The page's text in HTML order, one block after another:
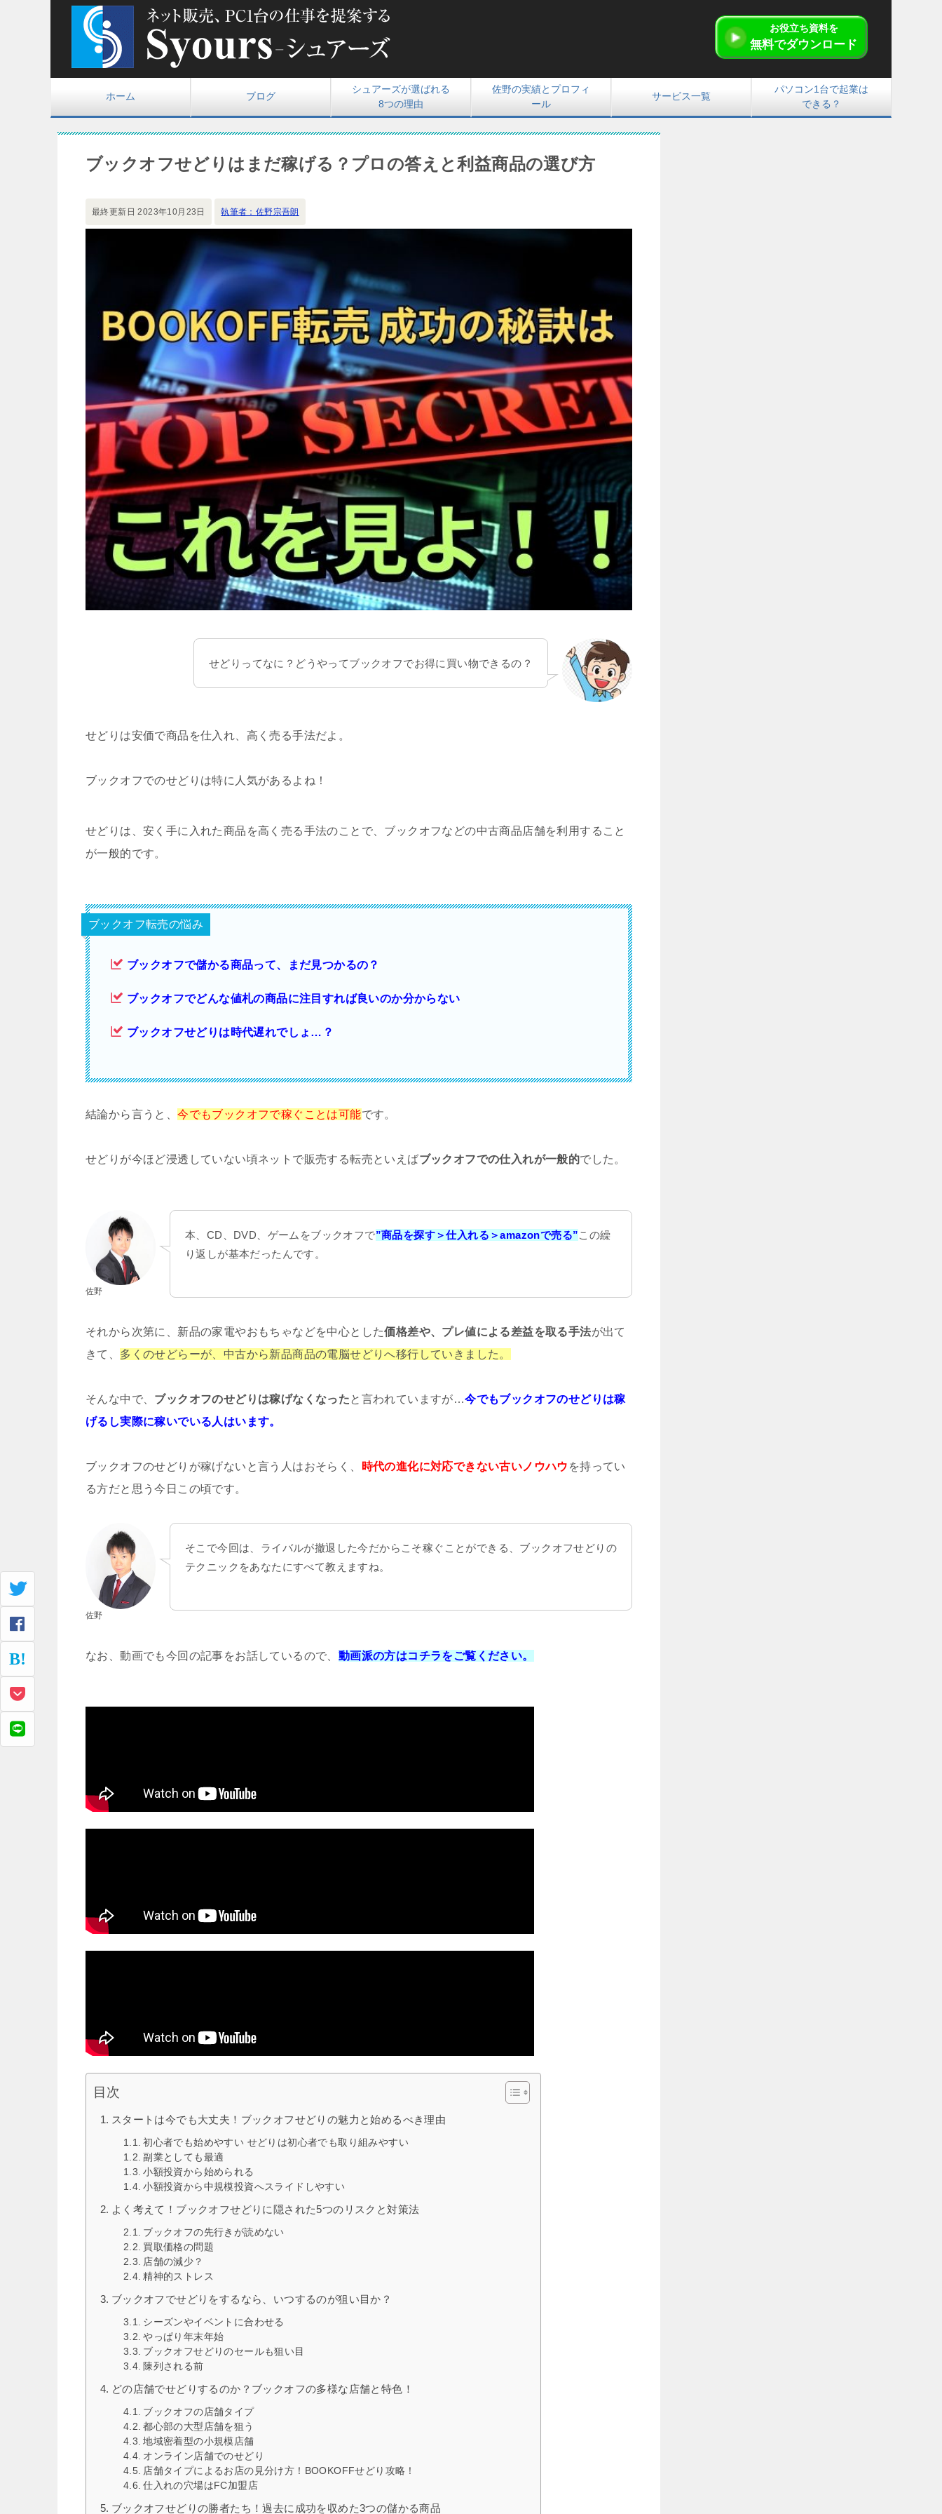
お役立ち資料を
無料でダウンロード
ホーム ブログ
シュアーズが選ばれる
8つの理由
佐野の実績とプロフィ
ール
サービス一覧
パソコン1台で起業は
できる？
ブックオフせどりはまだ稼げる？プロの答えと利益商品の選び方
最終更新日2023年10月23日 執筆者：佐野宗吾朗
せどりってなに？どうやってブックオフでお得に買い物できるの？
せどりは安価で商品を仕入れ、高く売る手法だよ。
ブックオフでのせどりは特に人気があるよね！
せどりは、安く手に入れた商品を高く売る手法のことで、ブックオフなどの中古商品店舗を利用すること
が一般的です。
ブックオフ転売の悩み
ブックオフで儲かる商品って、まだ見つかるの？
ブックオフでどんな値札の商品に注目すれば良いのか分からない
ブックオフせどりは時代遅れでしょ…？
結論から言うと、今でもブックオフで稼ぐことは可能です。
せどりが今ほど浸透していない頃ネットで販売する転売といえばブックオフでの仕入れが一般的でした。
佐野
本、CD、DVD、ゲームをブックオフで”商品を探す＞仕入れる＞amazonで売る”この繰
り返しが基本だったんです。
それから次第に、新品の家電やおもちゃなどを中心とした価格差や、 プレ値による差益を取る手法が出て
きて、 多くのせどらーが、中古から新品商品の電脳せどりへ移行していきました。
そんな中で、 ブックオフのせどりは稼げなくなったと言われていますが…今でもブックオフのせどりは稼
げるし実際に稼いでいる人はいます。
ブックオフのせどりが稼げないと言う人はおそらく、 時代の進化に対応できない古いノウハウ を持ってい
る方だと思う今日この頃です。
佐野
そこで今回は、ライバルが撤退した今だからこそ稼ぐことができる、ブックオフせどりの
テクニックをあなたにすべて教えますね。
なお、動画でも今回の記事をお話しているので、 動画派の方はコチラをご覧ください。
目次
スタートは今でも大丈夫！ブックオフせどりの魅力と始めるべき理由
初心者でも始めやすい せどりは初心者でも取り組みやすい
副業としても最適
小額投資から始められる
小額投資から中規模投資へスライドしやすい
よく考えて！ブックオフせどりに隠された5つのリスクと対策法
ブックオフの先行きが読めない
買取価格の問題
店舗の減少？
精神的ストレス
ブックオフでせどりをするなら、いつするのが狙い目か？
シーズンやイベントに合わせる
やっぱり年末年始
ブックオフせどりのセールも狙い目
陳列される前
どの店舗でせどりするのか？ブックオフの多様な店舗と特色！
ブックオフの店舗タイプ
都心部の大型店舗を狙う
地域密着型の小規模店舗
オンライン店舗でのせどり
店舗タイプによるお店の見分け方！BOOKOFFせどり攻略！
仕入れの穴場はFC加盟店
ブックオフせどりの勝者たち！過去に成功を収めた3つの儲かる商品